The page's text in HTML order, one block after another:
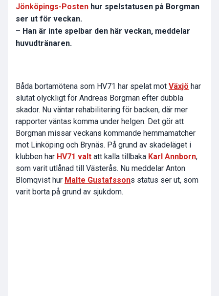
Jönköpings-Posten hur spelstatusen på Borgman
ser ut för veckan.
– Han är inte spelbar den här veckan, meddelar
huvudtränaren.
Båda bortamötena som HV71 har spelat mot Växjö har
slutat olyckligt för Andreas Borgman efter dubbla
skador. Nu väntar rehabilitering för backen, där mer
rapporter väntas komma under helgen. Det gör att
Borgman missar veckans kommande hemmamatcher
mot Linköping och Brynäs. På grund av skadeläget i
klubben har HV71 valt att kalla tillbaka Karl Annborn,
som varit utlånad till Västerås. Nu meddelar Anton
Blomqvist hur Malte Gustafssons status ser ut, som
varit borta på grund av sjukdom.